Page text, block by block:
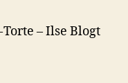
– Ilse Blogt